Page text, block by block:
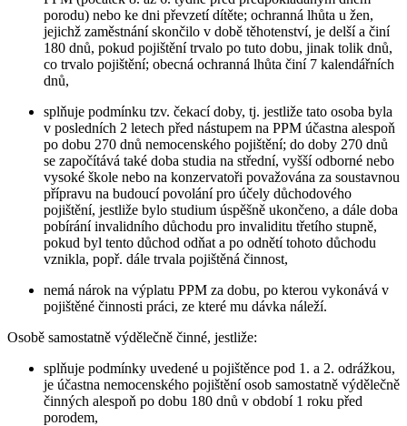
porodu) nebo ke dni převzetí dítěte; ochranná lhůta u žen,
jejichž zaměstnání skončilo v době těhotenství, je delší a činí
180 dnů, pokud pojištění trvalo po tuto dobu, jinak tolik dnů,
co trvalo pojištění; obecná ochranná lhůta činí 7 kalendářních
dnů,
splňuje podmínku tzv. čekací doby, tj. jestliže tato osoba byla
v posledních 2 letech před nástupem na PPM účastna alespoň
po dobu 270 dnů nemocenského pojištění; do doby 270 dnů
se započítává také doba studia na střední, vyšší odborné nebo
vysoké škole nebo na konzervatoři považována za soustavnou
přípravu na budoucí povolání pro účely důchodového
pojištění, jestliže bylo studium úspěšně ukončeno, a dále doba
pobírání invalidního důchodu pro invaliditu třetího stupně,
pokud byl tento důchod odňat a po odnětí tohoto důchodu
vznikla, popř. dále trvala pojištěná činnost,
nemá nárok na výplatu PPM za dobu, po kterou vykonává v
pojištěné činnosti práci, ze které mu dávka náleží.
Osobě samostatně výdělečně činné, jestliže:
splňuje podmínky uvedené u pojištěnce pod 1. a 2. odrážkou,
je účastna nemocenského pojištění osob samostatně výdělečně
činných alespoň po dobu 180 dnů v období 1 roku před
porodem,